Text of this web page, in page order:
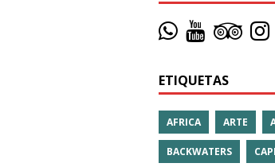
ETIQUETAS
AFRICA ARTE
BACKWATERS